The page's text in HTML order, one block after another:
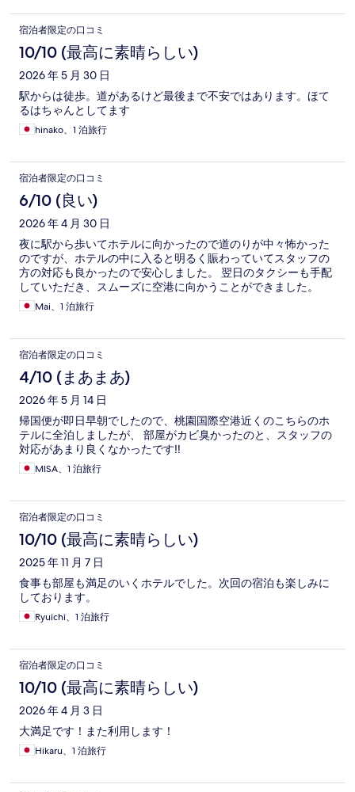
宿泊者限定の口コミ
10/10 (最高に素晴らしい)
2026 年 5 月 30 日
駅からは徒歩。道があるけど最後まで不安ではあります。ほて
るはちゃんとしてます
hinako、1 泊旅行
宿泊者限定の口コミ
6/10 (良い)
2026 年 4 月 30 日
夜に駅から歩いてホテルに向かったので道のりが中々怖かった
のですが、ホテルの中に入ると明るく賑わっていてスタッフの
方の対応も良かったので安心しました。 翌日のタクシーも手配
していただき、スムーズに空港に向かうことができました。
Mai、1 泊旅行
宿泊者限定の口コミ
4/10 (まあまあ)
2026 年 5 月 14 日
帰国便が即日早朝でしたので、桃園国際空港近くのこちらのホ
テルに全泊しましたが、 部屋がカビ臭かったのと、スタッフの
対応があまり良くなかったです‼
MISA、1 泊旅行
宿泊者限定の口コミ
10/10 (最高に素晴らしい)
2025 年 11 月 7 日
食事も部屋も満足のいくホテルでした。次回の宿泊も楽しみに
しております。
Ryuichi、1 泊旅行
宿泊者限定の口コミ
10/10 (最高に素晴らしい)
2026 年 4 月 3 日
大満足です！また利用します！
Hikaru、1 泊旅行